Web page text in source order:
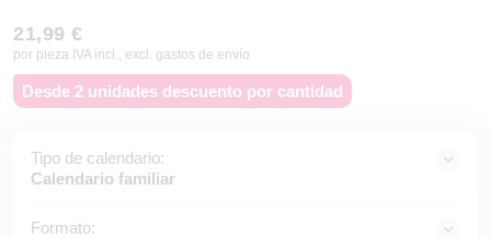
21,99 €
por pieza IVA incl., excl. gastos de envío
Desde 2 unidades descuento por cantidad
Tipo de calendario:
Calendario familiar
Formato: